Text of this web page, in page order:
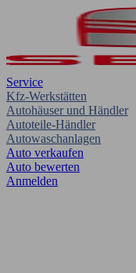
Service
Kfz-Werkstätten
Autohäuser und Händler
Autoteile-Händler
Autowaschanlagen
Auto verkaufen
Auto bewerten
Anmelden